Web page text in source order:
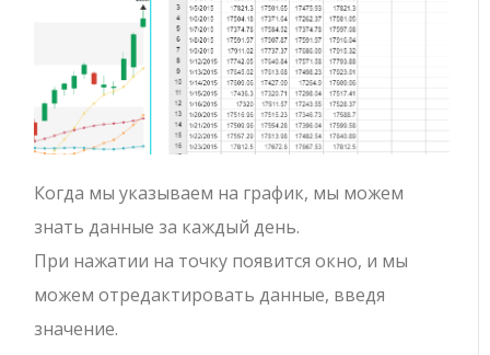
Когда мы указываем на график, мы можем
знать данные за каждый день.
При нажатии на точку появится окно, и мы
можем отредактировать данные, введя
значение.